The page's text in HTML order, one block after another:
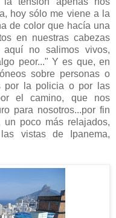
hoy sólo me viene a la
de color que hacía una
en nuestras cabezas
no salimos vivos,
peor..." Y es que, en
sobre personas o
por la policia o por las
el camino, que nos
para nosotros...por fin
un poco más relajados,
vistas de Ipanema,